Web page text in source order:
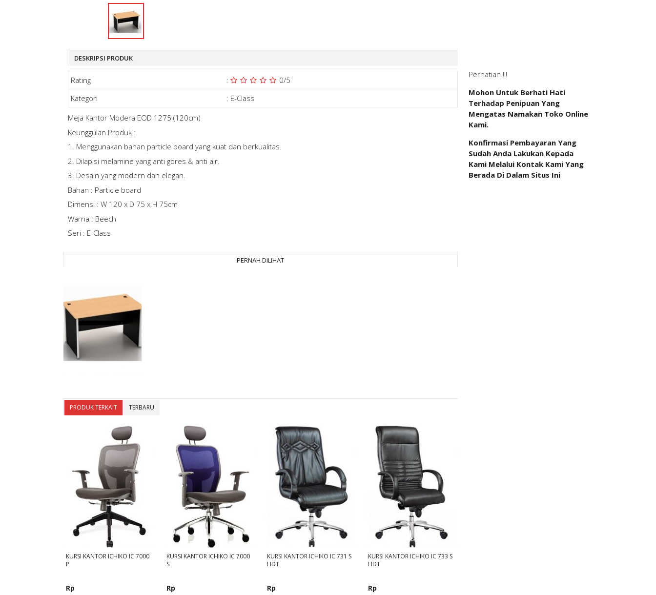
DESKRIPSI PRODUK
Rating : 0/5
Kategori
: E-Class
Meja Kantor Modera EOD 1275 (120cm)
Keunggulan Produk :
1. Menggunakan bahan particle board yang kuat dan berkualitas.
2. Dilapisi melamine yang anti gores & anti air.
3. Desain yang modern dan elegan.
Bahan : Particle board
Dimensi : W 120 x D 75 x H 75cm
Warna : Beech
Seri : E-Class
PERNAH DILIHAT
PRODUK TERKAIT TERBARU
KURSI KANTOR ICHIKO IC 7000
P
Rp
KURSI KANTOR ICHIKO IC 7000
S
Rp
KURSI KANTOR ICHIKO IC 731 S
HDT
Rp
KURSI KANTOR ICHIKO IC 733 S
HDT
Rp
Perhatian !!!
Mohon Untuk Berhati Hati
Terhadap Penipuan Yang
Mengatas Namakan Toko Online
Kami.
Konfirmasi Pembayaran Yang
Sudah Anda Lakukan Kepada
Kami Melalui Kontak Kami Yang
Berada Di Dalam Situs Ini